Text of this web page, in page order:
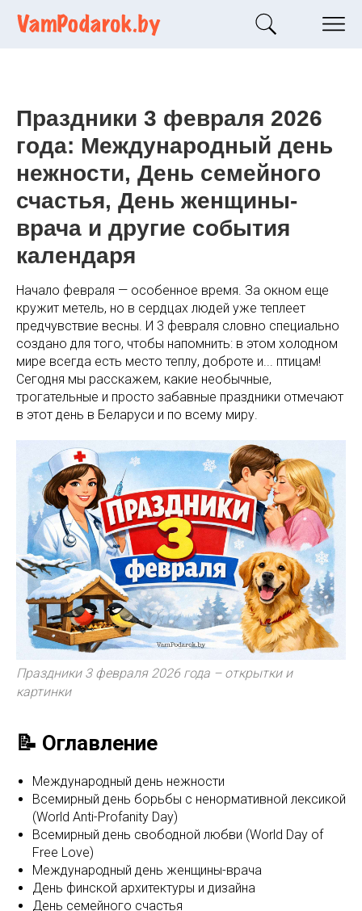
Праздники 3 февраля 2026
года: Международный день
нежности, День семейного
счастья, День женщины-
врача и другие события
календаря
Начало февраля — особенное время. За окном еще
кружит метель, но в сердцах людей уже теплеет
предчувствие весны. И 3 февраля словно специально
создано для того, чтобы напомнить: в этом холодном
мире всегда есть место теплу, доброте и... птицам!
Сегодня мы расскажем, какие необычные,
трогательные и просто забавные праздники отмечают
в этот день в Беларуси и по всему миру.
Праздники 3 февраля 2026 года – открытки и
картинки
📝 Оглавление
Международный день нежности
Всемирный день борьбы с ненормативной лексикой
(World Anti-Profanity Day)
Всемирный день свободной любви (World Day of
Free Love)
Международный день женщины-врача
День финской архитектуры и дизайна
День семейного счастья